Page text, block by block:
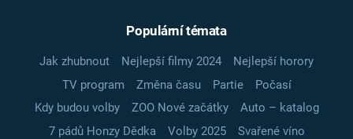
Populární témata
Jak zhubnout Nejlepší filmy 2024
Nejlepší horory
TV program
Změna času Partie
Počasí
Kdy budou volby
ZOO Nové začátky
Auto – katalog
7 pádů Honzy Dědka
Volby 2025
Svařené víno